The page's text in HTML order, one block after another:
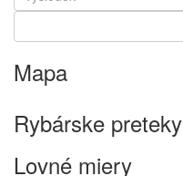
Mapa
Rybárske preteky
Lovné miery